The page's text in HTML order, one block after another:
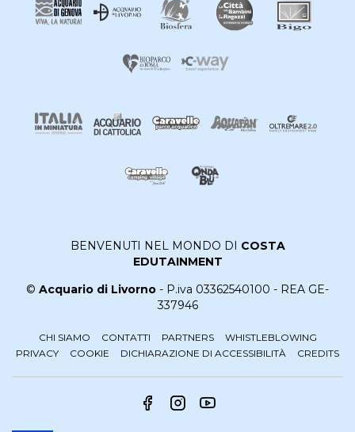
BENVENUTI NEL MONDO DI COSTA
EDUTAINMENT
© Acquario di Livorno - P.iva 03362540100 - REA GE-
337946
CHI SIAMO CONTATTI PARTNERS
WHISTLEBLOWING
PRIVACY
COOKIE DICHIARAZIONE DI ACCESSIBILITÀ CREDITS